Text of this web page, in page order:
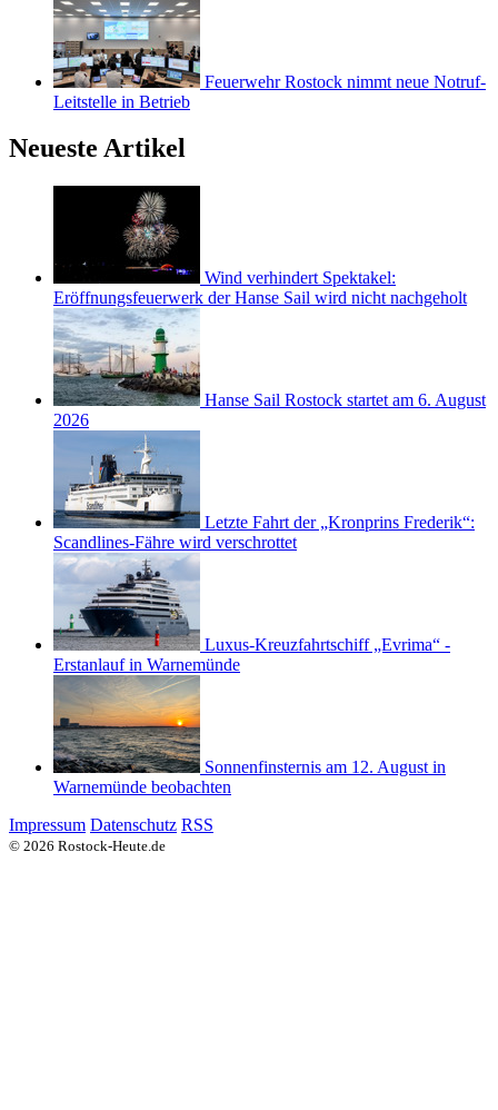
Feuerwehr Rostock nimmt neue Notruf-
Leitstelle in Betrieb
Neueste Artikel
Wind verhindert Spektakel:
Eröffnungsfeuerwerk der Hanse Sail wird nicht nachgeholt
Hanse Sail Rostock startet am 6. August
2026
Letzte Fahrt der „Kronprins Frederik“:
Scandlines-Fähre wird verschrottet
Luxus-Kreuzfahrtschiff „Evrima“ -
Erstanlauf in Warnemünde
Sonnenfinsternis am 12. August in
Warnemünde beobachten
Impressum Datenschutz RSS
© 2026 Rostock-Heute.de